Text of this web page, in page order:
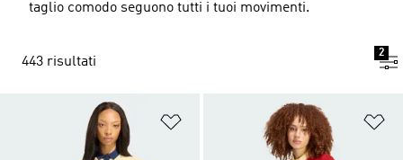
taglio comodo seguono tutti i tuoi movimenti.
443 risultati
2
Aggiungi alla lista dei desideri